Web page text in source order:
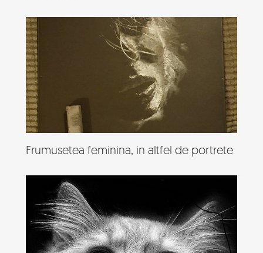
Frumusetea feminina, in altfel de portrete